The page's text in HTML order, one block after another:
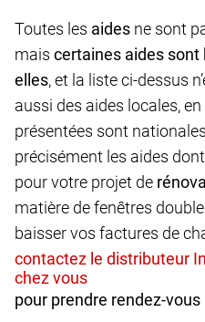
Toutes les aides ne sont
mais certaines aides
elles, et la liste ci-dessus
aussi des aides locales,
présentées sont
précisément les aides
pour votre projet de
matière de fenêtres
baisser vos factures de
pour prendre rendez-vous